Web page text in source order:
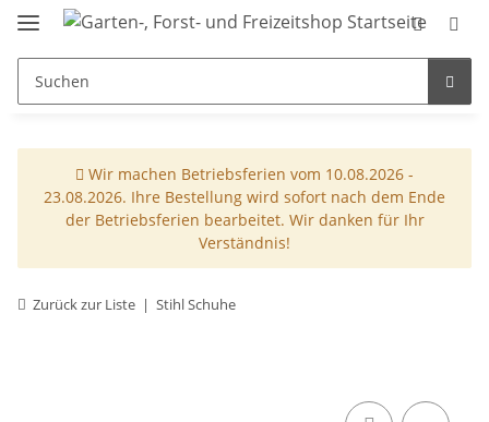
Wir machen Betriebsferien vom 10.08.2026 -
23.08.2026. Ihre Bestellung wird sofort nach dem Ende
der Betriebsferien bearbeitet. Wir danken für Ihr
Verständnis!
Zurück zur Liste Stihl Schuhe